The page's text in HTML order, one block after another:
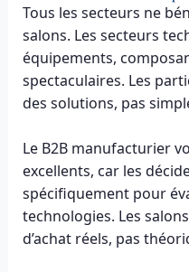
Tous les secteurs ne
salons. Les secteurs
équipements,
spectaculaires. Les
des solutions, pas
Le B2B manufacturier
excellents, car les
spécifiquement pour
technologies. Les
d’achat réels, pas